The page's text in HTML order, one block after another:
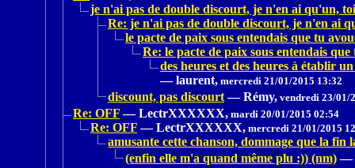
je n'ai pas de double discourt, je n'en ai qu'un,
Re: je n'ai pas de double discourt, je n'en ai
le pacte de paix sous entendais que tu
Re: le pacte de paix sous entendais
des heures et des heures à établir
— laurent, mercredi 21/01/2015 13:32
discount, pas discourt — Rémy, vendredi 23/01/
Re: OFF — LectrXXXXXX, mardi 20/01/2015 02:54
Re: OFF — LectrXXXXXX, mercredi 21/01/2015
amusante cette chanson, dommage que la fin
(enfin elle m'a quand même plu :)) (nm) —